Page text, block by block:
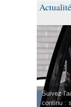
Suivez
continu :